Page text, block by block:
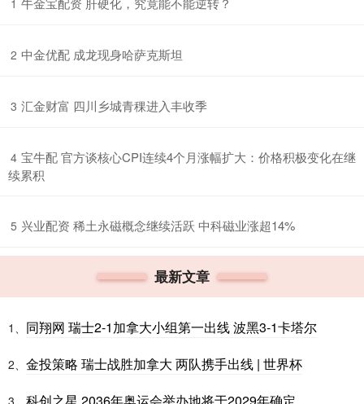
1
2 ​中金优配 成龙现身哈萨克斯坦
3 ​汇金财富 四川乡城青稞进入丰收季
4 ​宝牛配 官方谈核心CPI连续4个月涨幅扩大：价格积极变化在继
续累积
5 ​兴业配资 稀土永磁概念继续活跃 中科磁业涨超14%
最新文章
1、 同翔网 瑞士2-1加拿大小组第一出线 波黑3-1卡塔尔
2、 金投策略 瑞士战胜加拿大 两队携手出线 | 世界杯
3、